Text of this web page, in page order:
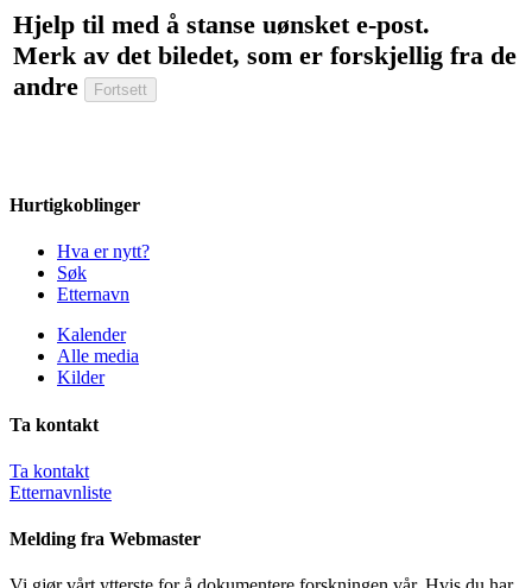
Hjelp til med å stanse uønsket e-post.
Merk av det biledet, som er forskjellig fra de
andre
Hurtigkoblinger
Hva er nytt?
Søk
Etternavn
Kalender
Alle media
Kilder
Ta kontakt
Ta kontakt
Etternavnliste
Melding fra Webmaster